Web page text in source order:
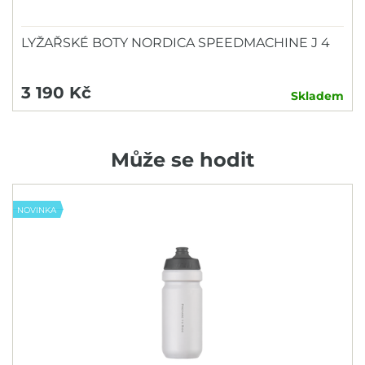
LYŽAŘSKÉ BOTY NORDICA SPEEDMACHINE J 4
3 190 Kč Skladem
Může se hodit
NOVINKA